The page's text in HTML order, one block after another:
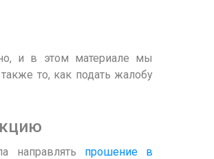
и в этом материале мы
то, как подать жалобу
направлять прошение в